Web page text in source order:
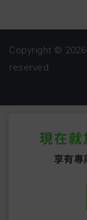
Copyright © 2026
reserved.